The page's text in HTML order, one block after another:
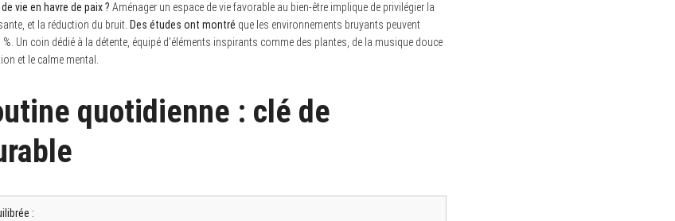
vie en havre de paix ? Aménager un espace de vie favorable au bien-être implique de privilégier la
et la réduction du bruit. Des études ont montré que les environnements bruyants peuvent
Un coin dédié à la détente, équipé d’éléments inspirants comme des plantes, de la musique douce
et le calme mental.
quotidienne : clé de
: